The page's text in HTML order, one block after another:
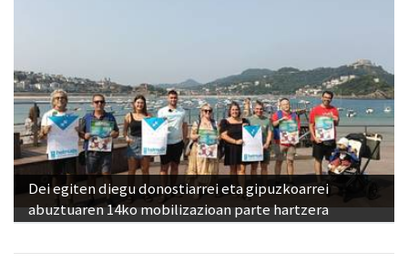
Dei egiten diegu donostiarrei eta gipuzkoarrei
abuztuaren 14ko mobilizazioan parte hartzera